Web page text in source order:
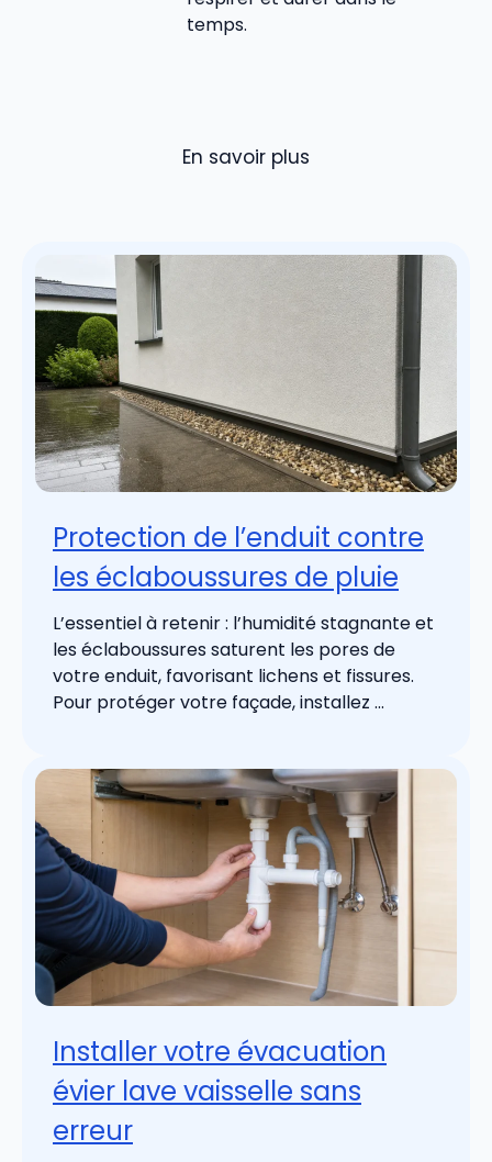
temps.
En savoir plus
Protection de l’enduit contre
les éclaboussures de pluie
L’essentiel à retenir : l’humidité stagnante et
les éclaboussures saturent les pores de
votre enduit, favorisant lichens et fissures.
Pour protéger votre façade, installez ...
Installer votre évacuation
évier lave vaisselle sans
erreur